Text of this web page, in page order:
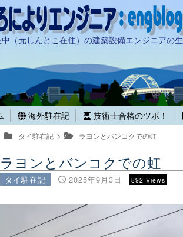
（元しんとこ在住）の建築設備エンジニアの
海外駐在記 技術士合格のツボ！
タイ駐在記 ラヨンとバンコクでの虹
ラヨンとバンコクでの虹
タイ駐在記 2025年9月3日 892 Views